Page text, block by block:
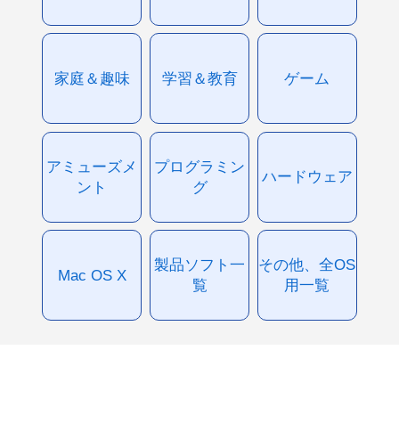
家庭＆趣味 学習＆教育 ゲーム
アミューズメ
ント
プログラミン
グ
ハードウェア
Mac OS X
製品ソフト一
覧
その他、全OS
用一覧